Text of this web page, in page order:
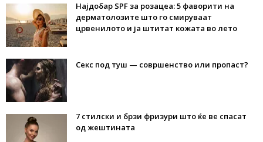
Најдобар SPF за розацеа: 5 фаворити на
дерматолозите што го смируваат
црвенилото и ја штитат кожата во лето
Секс под туш — совршенство или пропаст?
7 стилски и брзи фризури што ќе ве спасат
од жештината